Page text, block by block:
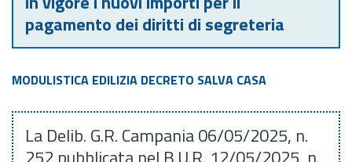
pagamento dei diritti di segreteria
MODULISTICA EDILIZIA DECRETO SALVA CASA
La Delib. G.R. Campania 06/05/2025, n.